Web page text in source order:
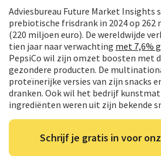
Adviesbureau Future Market Insights
prebiotische frisdrank in 2024 op
(220 miljoen euro). De wereldwijde
tien jaar naar verwachting met 7,6%
PepsiCo wil zijn omzet boosten met
gezondere producten. De
proteïnerijke versies van zijn snacks
dranken. Ook wil het bedrijf
ingrediënten weren uit zijn bekende
Schrijf je gratis in voor